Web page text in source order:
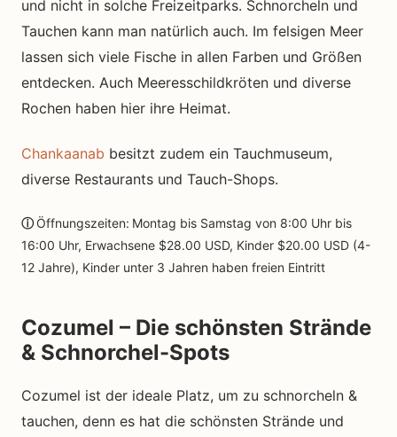
und nicht in solche Freizeitparks. Schnorcheln und
Tauchen kann man natürlich auch. Im felsigen Meer
lassen sich viele Fische in allen Farben und Größen
entdecken. Auch Meeresschildkröten und diverse
Rochen haben hier ihre Heimat.
Chankaanab besitzt zudem ein Tauchmuseum,
diverse Restaurants und Tauch-Shops.
ⓘÖffnungszeiten: Montag bis Samstag von 8:00 Uhr bis
16:00 Uhr, Erwachsene $28.00 USD, Kinder $20.00 USD (4-
12 Jahre), Kinder unter 3 Jahren haben freien Eintritt
Cozumel – Die schönsten Strände
& Schnorchel-Spots
Cozumel ist der ideale Platz, um zu schnorcheln &
tauchen, denn es hat die schönsten Strände und